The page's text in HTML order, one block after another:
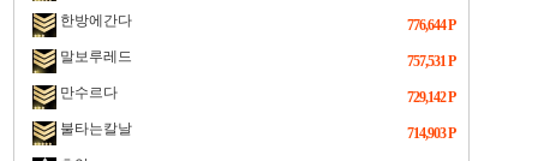
한방에간다
776,644 P
말보루레드
757,531 P
만수르다
729,142 P
불타는칼날
714,903 P